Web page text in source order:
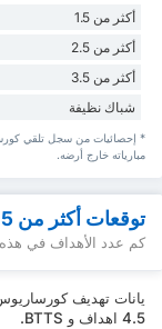
أكثر من 1.5
أكثر من 2.5
أكثر من 3.5
شباك نظيفة
* إحصائيات من سجل تلقي
مبارياته خارج أرضه.
توقعات أكثر من 2.5 اهداف و BTTS
كم عدد الأهداف في هذه
4.5 اهداف و BTTS.